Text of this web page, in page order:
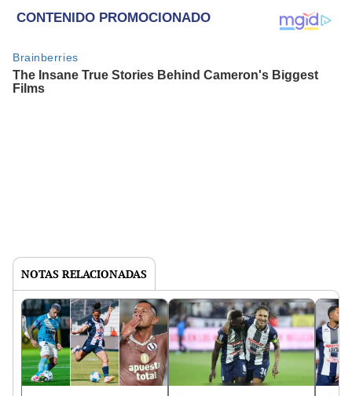
NOTAS RELACIONADAS